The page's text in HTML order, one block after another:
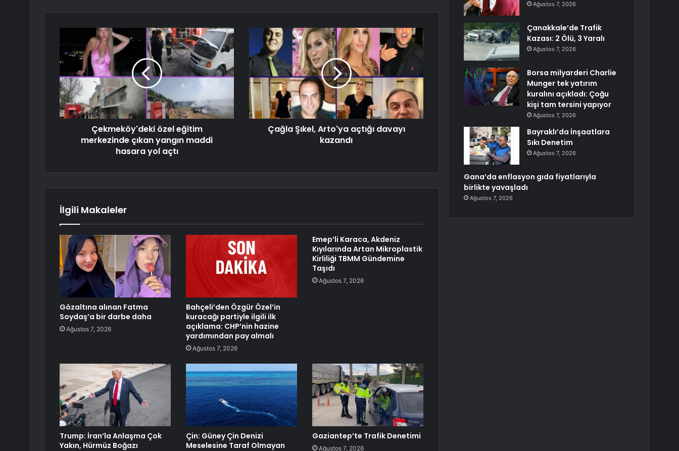
Çekmeköy'deki özel eğitim
merkezinde çıkan yangın maddi
hasara yol açtı
Çağla Şıkel, Arto'ya açtığı davayı
kazandı
İlgili Makaleler
Gözaltına alınan Fatma
Soydaş’a bir darbe daha
Ağustos 7, 2026
Bahçeli’den Özgür Özel’in
kuracağı partiyle ilgili ilk
açıklama: CHP’nin hazine
yardımından pay almalı
Ağustos 7, 2026
Emep’li Karaca, Akdeniz
Kıyılarında Artan Mikroplastik
Kirliliği TBMM Gündemine
Taşıdı
Ağustos 7, 2026
Trump: İran’la Anlaşma Çok
Yakın, Hürmüz Boğazı
Çin: Güney Çin Denizi
Meselesine Taraf Olmayan
Gaziantep’te Trafik Denetimi
Ağustos 7, 2026
Ağustos 7, 2026
Çanakkale’de Trafik
Kazası: 2 Ölü, 3 Yaralı
Ağustos 7, 2026
Borsa milyarderi Charlie
Munger tek yatırım
kuralını açıkladı: Çoğu
kişi tam tersini yapıyor
Ağustos 7, 2026
Bayraklı’da İnşaatlara
Sıkı Denetim
Ağustos 7, 2026
Gana’da enflasyon gıda fiyatlarıyla
birlikte yavaşladı
Ağustos 7, 2026